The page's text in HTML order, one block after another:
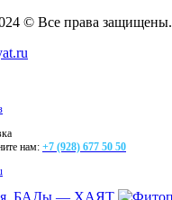
© Все права защищены.
нам: +7 (928) 677 50 50